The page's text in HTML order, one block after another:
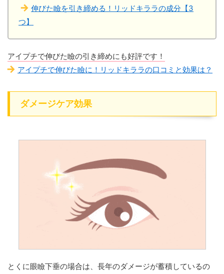
伸びた瞼を引き締める！リッドキララの成分【3
つ】
アイプチで伸びた瞼の引き締めにも好評です！
アイプチで伸びた瞼に！リッドキララの口コミと効果は？
ダメージケア効果
とくに眼瞼下垂の場合は、長年のダメージが蓄積しているの